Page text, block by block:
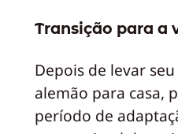
Transição para a
Depois de levar
alemão para casa,
período de